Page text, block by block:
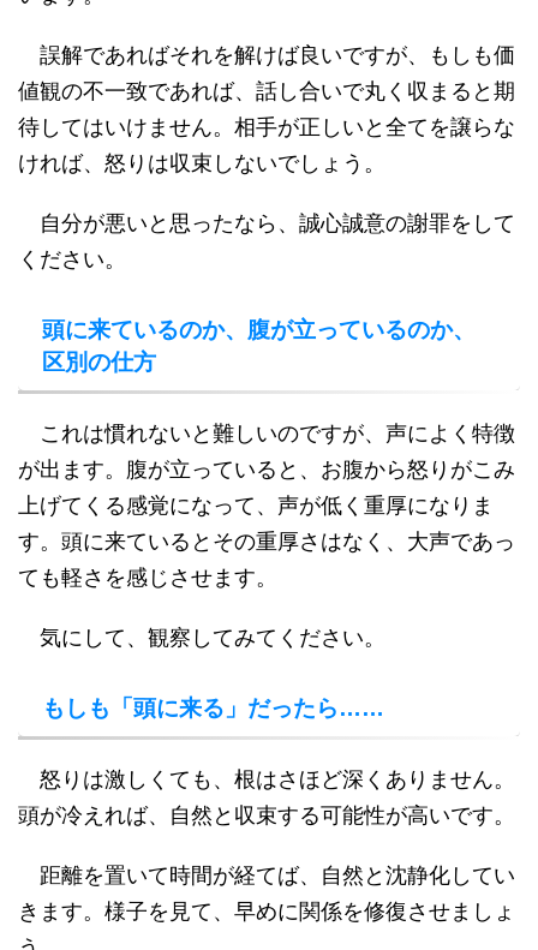
誤解であればそれを解けば良いですが、もしも価
値観の不一致であれば、話し合いで丸く収まると期
待してはいけません。相手が正しいと全てを譲らな
ければ、怒りは収束しないでしょう。
自分が悪いと思ったなら、誠心誠意の謝罪をして
ください。
頭に来ているのか、腹が立っているのか、
区別の仕方
これは慣れないと難しいのですが、声によく特徴
が出ます。腹が立っていると、お腹から怒りがこみ
上げてくる感覚になって、声が低く重厚になりま
す。頭に来ているとその重厚さはなく、大声であっ
ても軽さを感じさせます。
気にして、観察してみてください。
もしも「頭に来る」だったら……
怒りは激しくても、根はさほど深くありません。
頭が冷えれば、自然と収束する可能性が高いです。
距離を置いて時間が経てば、自然と沈静化してい
きます。様子を見て、早めに関係を修復させましょ